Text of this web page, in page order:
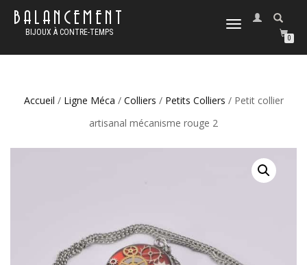
BALANCEMENT
BIJOUX À CONTRE-TEMPS
DÉPLIER
0
Accueil / Ligne Méca / Colliers / Petits Colliers / Petit collier
artisanal mécanisme rouge 2